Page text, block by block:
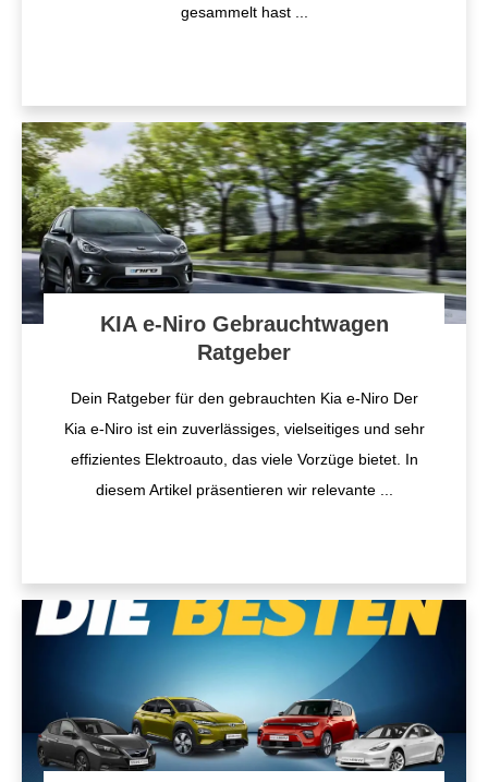
gesammelt hast
KIA e-Niro Gebrauchtwagen
Ratgeber
Dein Ratgeber für den gebrauchten Kia e-Niro Der
Kia e-Niro ist ein zuverlässiges, vielseitiges und sehr
effizientes Elektroauto, das viele Vorzüge bietet. In
diesem Artikel präsentieren wir relevante